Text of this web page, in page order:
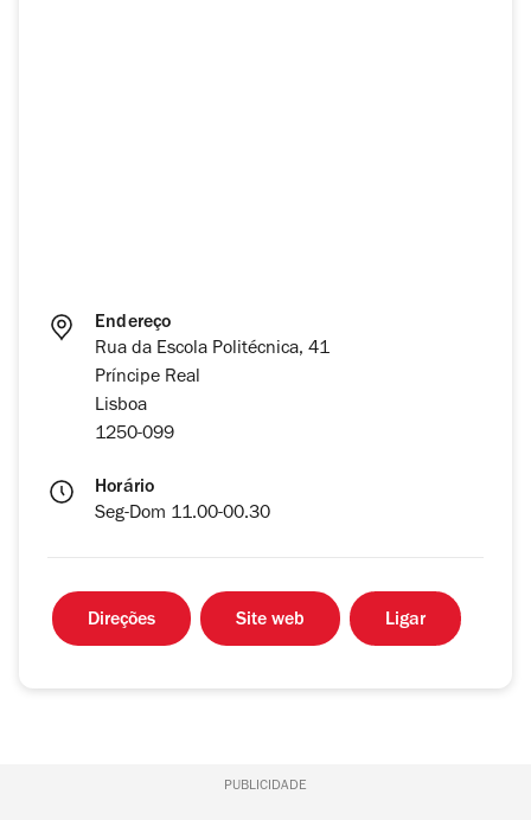
Endereço
Rua da Escola Politécnica, 41
Príncipe Real
Lisboa
1250-099
Horário
Seg-Dom 11.00-00.30
Direções Site web Ligar
PUBLICIDADE